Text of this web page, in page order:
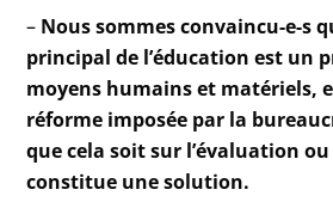
– Nous sommes convaincu-e-s
principal de l’éducation est un
moyens humains et matériels,
réforme imposée par la
que cela soit sur l’évaluation
constitue une solution.